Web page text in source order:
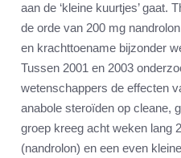
aan de ‘kleine kuurtjes’ gaat.
de orde van 200 mg
en krachttoename bijzonder
Tussen 2001 en 2003
wetenschappers de effecten
anabole steroïden op cleane,
groep kreeg acht weken lang
(nandrolon) en een even